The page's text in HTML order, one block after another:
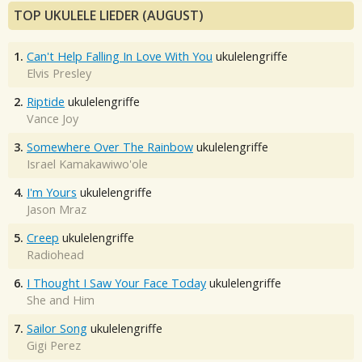
TOP UKULELE LIEDER (AUGUST)
1. Can't Help Falling In Love With You ukulelengriffe
Elvis Presley
2. Riptide ukulelengriffe
Vance Joy
3. Somewhere Over The Rainbow ukulelengriffe
Israel Kamakawiwo'ole
4. I'm Yours ukulelengriffe
Jason Mraz
5. Creep ukulelengriffe
Radiohead
6. I Thought I Saw Your Face Today ukulelengriffe
She and Him
7. Sailor Song ukulelengriffe
Gigi Perez